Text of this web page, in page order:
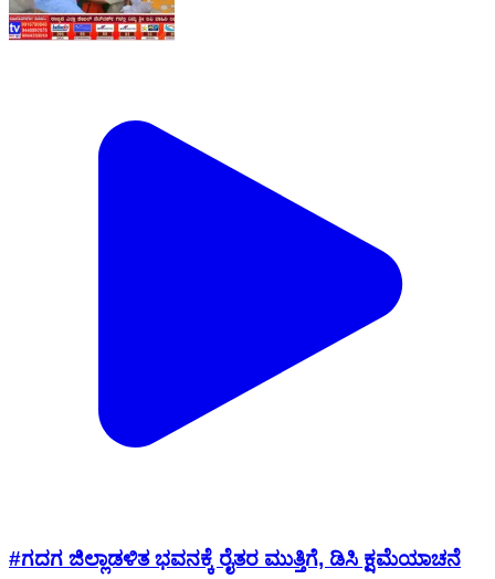
#ಗದಗ ಜಿಲ್ಲಾಡಳಿತ ಭವನಕ್ಕೆ ರೈತರ ಮುತ್ತಿಗೆ, ಡಿಸಿ ಕ್ಷಮೆಯಾಚನೆ